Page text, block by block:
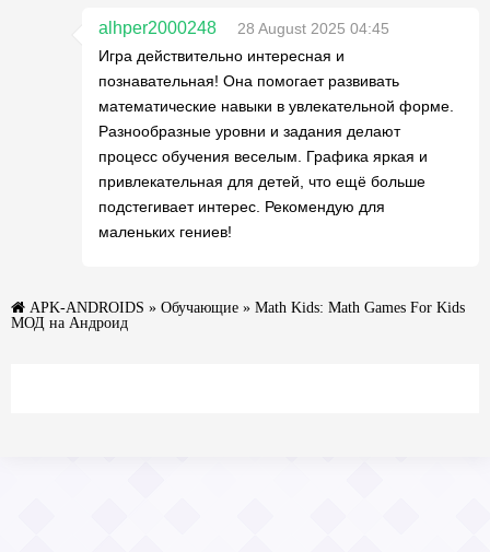
alhper2000248
28 August 2025 04:45
Игра действительно интересная и
познавательная! Она помогает развивать
математические навыки в увлекательной форме.
Разнообразные уровни и задания делают
процесс обучения веселым. Графика яркая и
привлекательная для детей, что ещё больше
подстегивает интерес. Рекомендую для
маленьких гениев!
APK-ANDROIDS » Обучающие » Math Kids: Math Games For Kids
МОД на Андроид